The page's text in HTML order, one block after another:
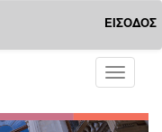
ΕΙΣΟΔΟΣ
Toggle